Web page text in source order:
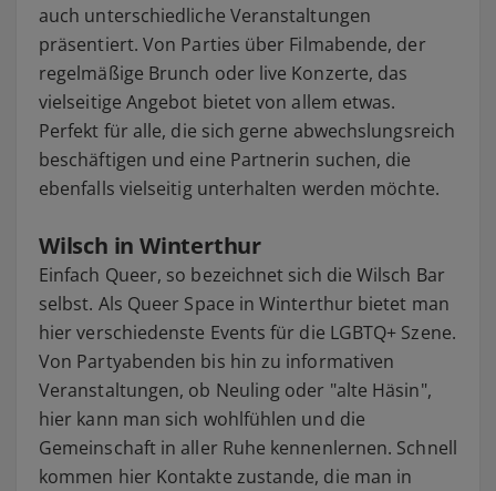
auch unterschiedliche Veranstaltungen
präsentiert. Von Parties über Filmabende, der
regelmäßige Brunch oder live Konzerte, das
vielseitige Angebot bietet von allem etwas.
Perfekt für alle, die sich gerne abwechslungsreich
beschäftigen und eine Partnerin suchen, die
ebenfalls vielseitig unterhalten werden möchte.
Wilsch in Winterthur
Einfach Queer, so bezeichnet sich die Wilsch Bar
selbst. Als Queer Space in Winterthur bietet man
hier verschiedenste Events für die LGBTQ+ Szene.
Von Partyabenden bis hin zu informativen
Veranstaltungen, ob Neuling oder "alte Häsin",
hier kann man sich wohlfühlen und die
Gemeinschaft in aller Ruhe kennenlernen. Schnell
kommen hier Kontakte zustande, die man in